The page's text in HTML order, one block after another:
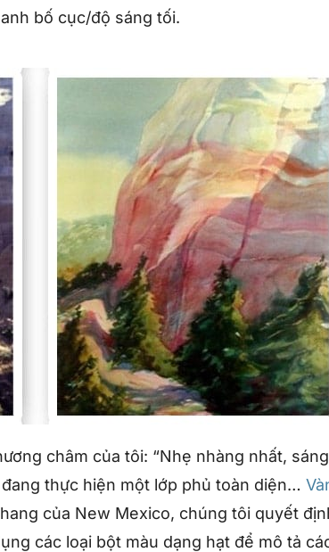
bố cục/độ sáng tối.
châm của tôi: “Nhẹ nhàng nhất,
thực hiện một lớp phủ toàn diện…
của New Mexico, chúng tôi quyết
các loại bột màu dạng hạt để mô tả